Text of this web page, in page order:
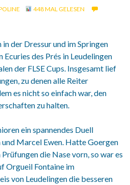
448 MAL GELESEN
der Dressur und im Springen
Ecuries des Prés in Leudelingen
der FLSE Cups. Insgesamt lief
zu denen alle Reiter
es nicht so einfach war, den
zu halten.
ein spannendes Duell
Marcel Ewen. Hatte Goergen
die Nase vorn, so war es
Orgueil Fontaine im
von Leudelingen die besseren